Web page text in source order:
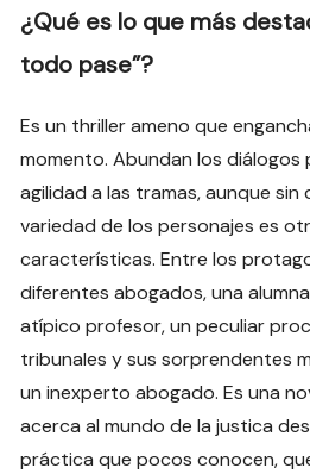
¿Qué es lo que más
todo pase”?
Es un thriller ameno que
momento. Abundan los
agilidad a las tramas, aunque sin
variedad de los personajes es
características. Entre los
diferentes abogados, una
atípico profesor, un peculiar
tribunales y sus sorprendentes
un inexperto abogado. Es una
acerca al mundo de la justica
práctica que pocos conocen,